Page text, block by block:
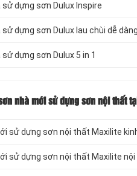
dựng sơn Dulux Inspire
dựng sơn Dulux lau chùi dễ dàng
dựng sơn Dulux 5 in 1
nhà mới sử dựng sơn nội thất
sử dựng sơn nội thất Maxilite
sử dựng sơn nội thất Maxilite